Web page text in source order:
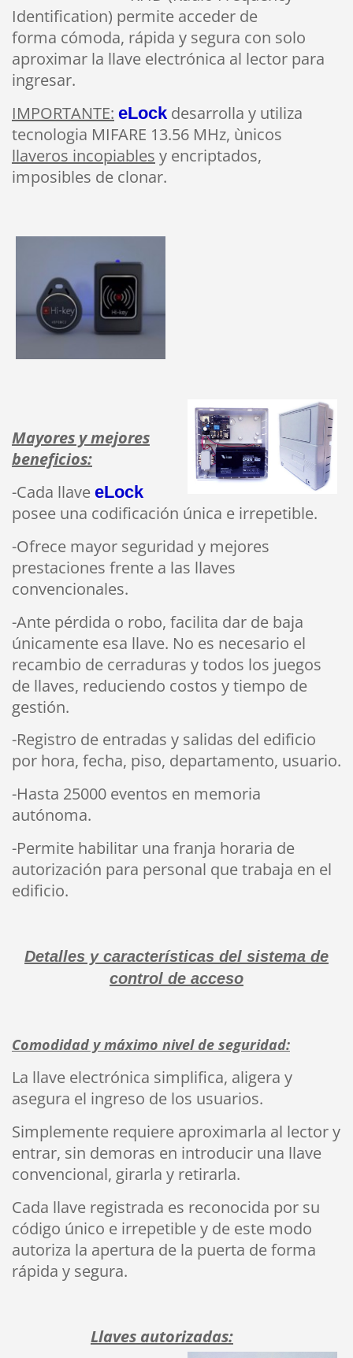
Identification) permite acceder de
forma cómoda, rápida y segura con solo
aproximar la llave electrónica al lector para
ingresar.
IMPORTANTE: eLockdesarrolla y utiliza
tecnologia MIFARE 13.56 MHz, ùnicos
llaveros incopiables y encriptados,
imposibles de clonar.
Mayores y mejores
beneficios:
-Cada llave eLock
posee una codificación única e irrepetible.
-Ofrece mayor seguridad y mejores
prestaciones frente a las llaves
convencionales.
-Ante pérdida o robo, facilita dar de baja
únicamente esa llave. No es necesario el
recambio de cerraduras y todos los juegos
de llaves, reduciendo costos y tiempo de
gestión.
-Registro de entradas y salidas del edificio
por hora, fecha, piso, departamento, usuario.
-Hasta 25000 eventos en memoria
autónoma.
-Permite habilitar una franja horaria de
autorización para personal que trabaja en el
edificio.
Detalles y características del sistema de
control de acceso
Comodidad y máximo nivel de seguridad:
La llave electrónica simplifica, aligera y
asegura el ingreso de los usuarios.
Simplemente requiere aproximarla al lector y
entrar, sin demoras en introducir una llave
convencional, girarla y retirarla.
Cada llave registrada es reconocida por su
código único e irrepetible y de este modo
autoriza la apertura de la puerta de forma
rápida y segura.
Llaves autorizadas: